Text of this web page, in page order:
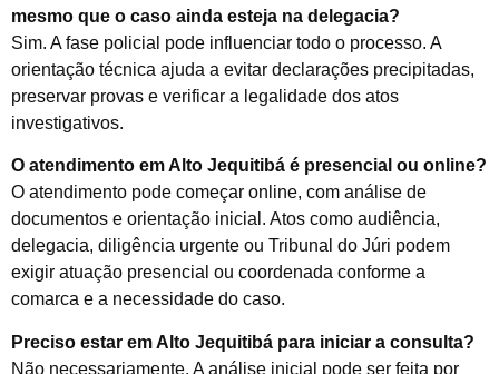
mesmo que o caso ainda esteja na delegacia?
Sim. A fase policial pode influenciar todo o processo. A
orientação técnica ajuda a evitar declarações precipitadas,
preservar provas e verificar a legalidade dos atos
investigativos.
O atendimento em Alto Jequitibá é presencial ou online?
O atendimento pode começar online, com análise de
documentos e orientação inicial. Atos como audiência,
delegacia, diligência urgente ou Tribunal do Júri podem
exigir atuação presencial ou coordenada conforme a
comarca e a necessidade do caso.
Preciso estar em Alto Jequitibá para iniciar a consulta?
Não necessariamente. A análise inicial pode ser feita por